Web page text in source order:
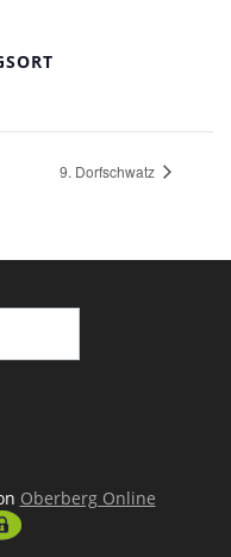
9. Dorfschwatz
Oberberg Online